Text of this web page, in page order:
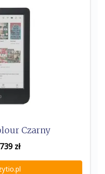
Czarny
739 zł